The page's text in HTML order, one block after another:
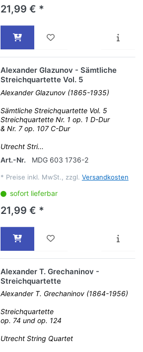
21,99 € *
Alexander Glazunov - Sämtliche
Streichquartette Vol. 5
Alexander Glazunov (1865-1935)
Sämtliche Streichquartette Vol. 5
Streichquartette Nr. 1 op. 1 D-Dur
& Nr. 7 op. 107 C-Dur
Utrecht Stri...
Art.-Nr.
MDG 603 1736-2
* Preise inkl. MwSt., zzgl. Versandkosten
sofort lieferbar
21,99 € *
Alexander T. Grechaninov -
Streichquartette
Alexander T. Grechaninov (1864-1956)
Streichquartette
op. 74 und op. 124
Utrecht String Quartet